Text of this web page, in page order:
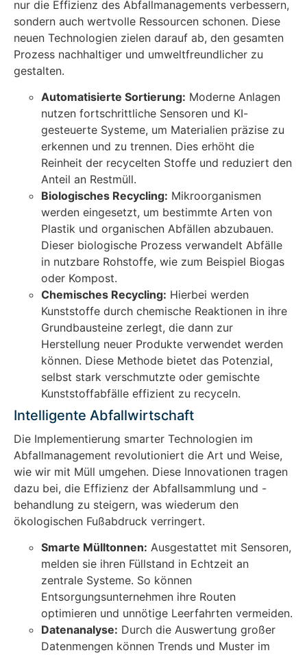
nur die Effizienz des Abfallmanagements verbessern,
sondern auch wertvolle Ressourcen schonen. Diese
neuen Technologien zielen darauf ab, den gesamten
Prozess nachhaltiger und umweltfreundlicher zu
gestalten.
Automatisierte Sortierung: Moderne Anlagen
nutzen fortschrittliche Sensoren und KI-
gesteuerte Systeme, um Materialien präzise zu
erkennen und zu trennen. Dies erhöht die
Reinheit der recycelten Stoffe und reduziert den
Anteil an Restmüll.
Biologisches Recycling: Mikroorganismen
werden eingesetzt, um bestimmte Arten von
Plastik und organischen Abfällen abzubauen.
Dieser biologische Prozess verwandelt Abfälle
in nutzbare Rohstoffe, wie zum Beispiel Biogas
oder Kompost.
Chemisches Recycling: Hierbei werden
Kunststoffe durch chemische Reaktionen in ihre
Grundbausteine zerlegt, die dann zur
Herstellung neuer Produkte verwendet werden
können. Diese Methode bietet das Potenzial,
selbst stark verschmutzte oder gemischte
Kunststoffabfälle effizient zu recyceln.
Intelligente Abfallwirtschaft
Die Implementierung smarter Technologien im
Abfallmanagement revolutioniert die Art und Weise,
wie wir mit Müll umgehen. Diese Innovationen tragen
dazu bei, die Effizienz der Abfallsammlung und -
behandlung zu steigern, was wiederum den
ökologischen Fußabdruck verringert.
Smarte Mülltonnen: Ausgestattet mit Sensoren,
melden sie ihren Füllstand in Echtzeit an
zentrale Systeme. So können
Entsorgungsunternehmen ihre Routen
optimieren und unnötige Leerfahrten vermeiden.
Datenanalyse: Durch die Auswertung großer
Datenmengen können Trends und Muster im